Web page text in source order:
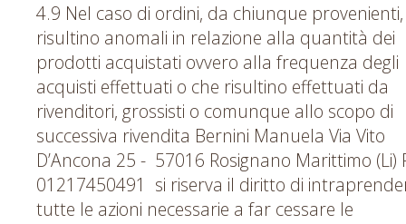
4.9 Nel caso di ordini, da chiunque
risultino anomali in relazione alla quantità dei
prodotti acquistati ovvero alla frequenza degli
acquisti effettuati o che risultino effettuati da
rivenditori, grossisti o comunque allo scopo di
successiva rivendita Bernini Manuela Via Vito
D’Ancona 25 - 57016 Rosignano Marittimo (Li)
01217450491 si riserva il diritto di
tutte le azioni necessarie a far cessare le